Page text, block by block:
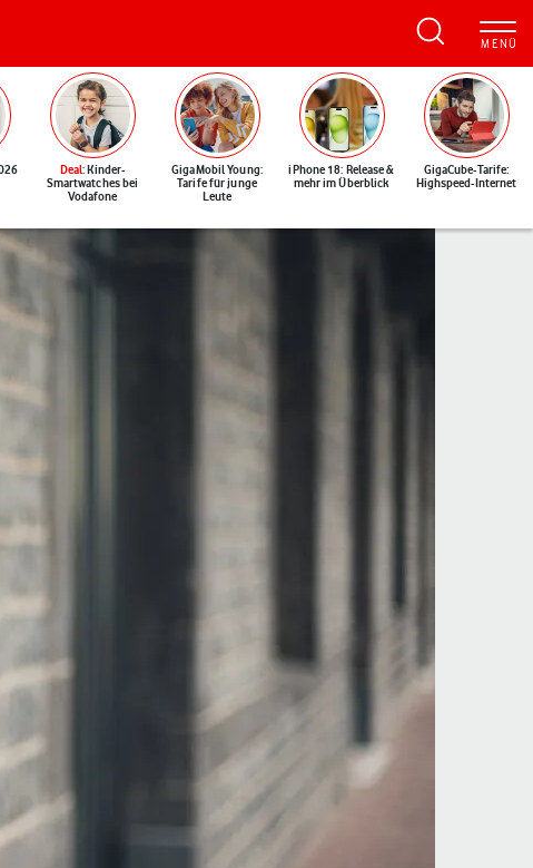
Deal: Kinder-
Smartwatches bei
Vodafone
GigaMobil Young:
Tarife für junge
Leute
iPhone 18: Release &
mehr im Überblick
GigaCube-Tarife:
Highspeed-Internet